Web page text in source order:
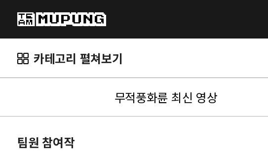
카테고리 펼쳐보기
무적풍화륜 최신 영상
팀원 참여작